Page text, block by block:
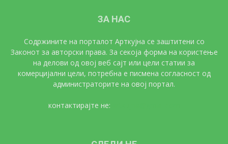
ЗА НАС
Содржините на порталот Арткујна се заштитени со
Законот за авторски права. За секоја форма на користење
на делови од овој веб сајт или цели статии за
комерцијални цели, потребна е писмена согласност од
администраторите на овој портал.
контактирајте не: